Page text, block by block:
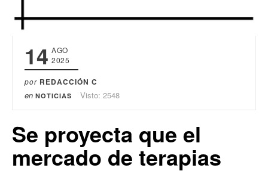
14 AGO
2025
por REDACCIÓN C
en NOTICIAS Visto: 2548
Se proyecta que el
mercado de terapias